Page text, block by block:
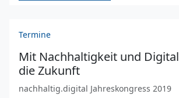
Termine
Mit Nachhaltigkeit und
die Zukunft
nachhaltig.digital Jahreskongress 2019